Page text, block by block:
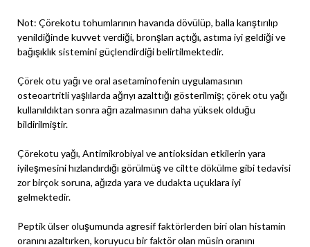
Not: Çörekotu tohumlarının havanda dövülüp, balla karıştırılıp
yenildiğinde kuvvet verdiği, bronşları açtığı, astıma iyi geldiği ve
bağışıklık sistemini güçlendirdiği belirtilmektedir.
Çörek otu yağı ve oral asetaminofenin uygulamasının
osteoartritli yaşlılarda ağrıyı azalttığı gösterilmiş; çörek otu yağı
kullanıldıktan sonra ağrı azalmasının daha yüksek olduğu
bildirilmiştir.
Çörekotu yağı, Antimikrobiyal ve antioksidan etkilerin yara
iyileşmesini hızlandırdığı görülmüş ve ciltte dökülme gibi tedavisi
zor birçok soruna, ağızda yara ve dudakta uçuklara iyi
gelmektedir.
Peptik ülser oluşumunda agresif faktörlerden biri olan histamin
oranını azaltırken, koruyucu bir faktör olan müsin oranını